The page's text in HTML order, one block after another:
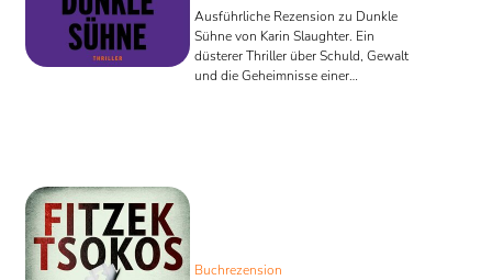
Ausführliche Rezension zu Dunkle
Sühne von Karin Slaughter. Ein
düsterer Thriller über Schuld, Gewalt
und die Geheimnisse einer
Buchrezension